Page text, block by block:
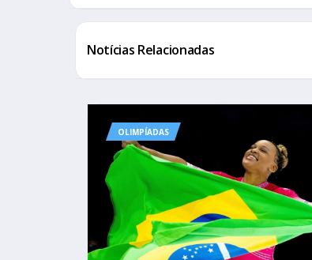
Notícias Relacionadas
OLIMPÍADAS